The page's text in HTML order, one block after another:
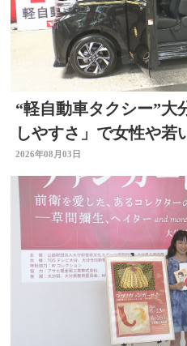
“軽自動車タクシー”
しやすさ」で女性や若
保へ
2026年08月03日